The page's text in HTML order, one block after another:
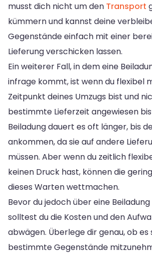
musst dich nicht um den Transport
kümmern und kannst deine
Gegenstände einfach mit einer
Lieferung verschicken lassen.
Ein weiterer Fall, in dem eine
infrage kommt, ist wenn du flexibel
Zeitpunkt deines Umzugs bist und
bestimmte Lieferzeit angewiesen
Beiladung dauert es oft länger, bis
ankommen, da sie auf andere
müssen. Aber wenn du zeitlich
keinen Druck hast, können die
dieses Warten wettmachen.
Bevor du jedoch über eine
solltest du die Kosten und den
abwägen. Überlege dir genau, ob es
bestimmte Gegenstände